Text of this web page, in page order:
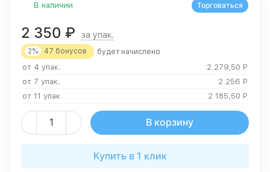
В наличии
2 350 ₽ за упак.
2% 47 бонусов будет начислено
от 4 упак. 2 279,50 Р
от 7 упак.
2 256 Р
от 11 упак
2 185,50 Р
В корзину
Купить в 1 клик
Торговаться